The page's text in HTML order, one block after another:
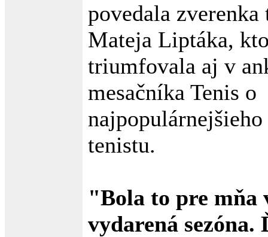
povedala zverenka
Mateja Liptáka,
triumfovala aj v
mesačníka Tenis o
tenistu.
"Bola to pre mňa
vydarená sezóna.